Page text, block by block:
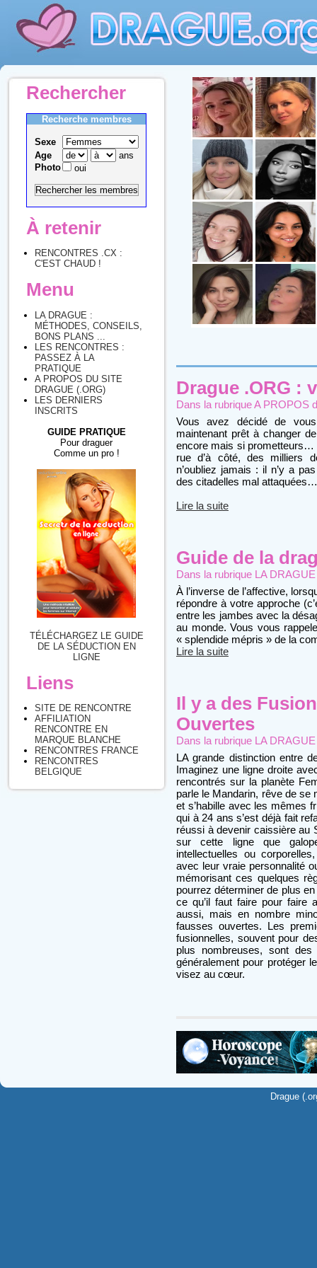
Rechercher
Recherche membres
Sexe
Age
ans
Photo
oui
À retenir
RENCONTRES .CX :
C'EST CHAUD !
Menu
LA DRAGUE :
MÉTHODES, CONSEILS,
BONS PLANS ...
LES RENCONTRES :
PASSEZ À LA
PRATIQUE
A PROPOS DU SITE
DRAGUE (.ORG)
LES DERNIERS
INSCRITS
GUIDE PRATIQUE
Pour draguer
Comme un pro !
TÉLÉCHARGEZ LE GUIDE
DE LA SÉDUCTION EN
LIGNE
Liens
SITE DE RENCONTRE
AFFILIATION
RENCONTRE EN
MARQUE BLANCHE
RENCONTRES FRANCE
RENCONTRES
BELGIQUE
Drague .ORG :
Dans la rubriqueA PROPOS
Vous avez décidé de
maintenant prêt à changer
encore mais si prometteurs…
rue d’à côté, des milliers
n’oubliez jamais : il n’y a
des citadelles mal attaquées…
Lire la suite
Guide de la
Dans la rubrique LA
À l’inverse de l’affective,
répondre à votre approche
entre les jambes avec la
au monde. Vous vous
« splendide mépris » de la
Lire la suite
Il y a des
Ouvertes
Dans la rubrique LA
LA grande distinction entre
Imaginez une ligne droite
rencontrés sur la planète
parle le Mandarin, rêve de se
et s’habille avec les mêmes
qui à 24 ans s’est déjà fait
réussi à devenir caissière au
sur cette ligne que
intellectuelles ou
avec leur vraie personnalité
mémorisant ces quelques
pourrez déterminer de plus
ce qu’il faut faire pour faire
aussi, mais en nombre
fausses ouvertes. Les
fusionnelles, souvent pour
plus nombreuses, sont
généralement pour protéger
visez au cœur.
Drague